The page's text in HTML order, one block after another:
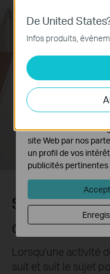
Suivi précis
Gardez un œil
Lorsqu'une activité
suit et suit le sujet
De United
Infos produits,
Cookies basiques
Ces cookies sont
site Web et ne
Cookies d'analyse et
Les cookies
activités sur notre site
fonctionnalités de
Les cookies
site Web par nos
un profil de vos
publicités pertinentes